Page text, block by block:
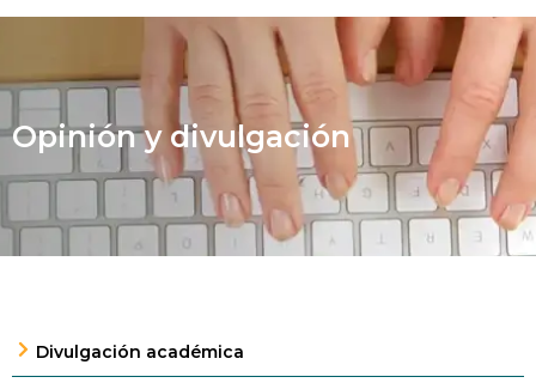
Opinión y divulgación
Divulgación académica